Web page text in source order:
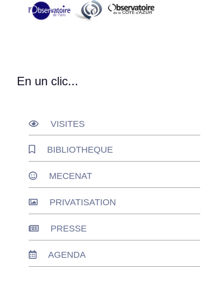
En un clic...
VISITES
BIBLIOTHEQUE
MECENAT
PRIVATISATION
PRESSE
AGENDA